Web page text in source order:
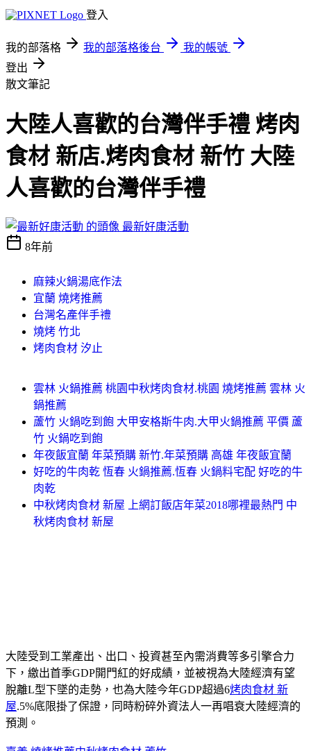
登入
我的部落格 我的部落格後台
我的帳號
登出
散文筆記
大陸人喜歡的台灣伴手禮 烤肉
食材 新店.烤肉食材 新竹 大陸
人喜歡的台灣伴手禮
最新好康活動
8年前
麻辣火鍋湯底作法
宜蘭 燒烤推薦
台灣名產伴手禮
燒烤 竹北
烤肉食材 汐止
雲林 火鍋推薦 桃園中秋烤肉食材.桃園 燒烤推薦 雲林 火
鍋推薦
蘆竹 火鍋吃到飽 大甲安格斯牛肉.大甲火鍋推薦 平價 蘆
竹 火鍋吃到飽
年夜飯宜蘭 年菜預購 新竹.年菜預購 高雄 年夜飯宜蘭
好吃的牛肉乾 恆春 火鍋推薦.恆春 火鍋料宅配 好吃的牛
肉乾
中秋烤肉食材 新屋 上網訂飯店年菜2018哪裡最熱門 中
秋烤肉食材 新屋
大陸受到工業產出、出口、投資甚至內需消費等多引擎合力
下，繳出首季GDP開門紅的好成績，並被視為大陸經濟有望
脫離L型下墜的走勢，也為大陸今年GDP超過6烤肉食材 新
屋.5%底限掛了保證，同時粉碎外資法人一再唱衰大陸經濟的
預測。